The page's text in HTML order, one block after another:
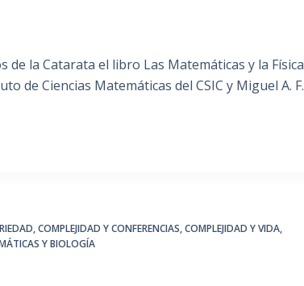
la Catarata el libro Las Matemáticas y la Física
de Ciencias Matemáticas del CSIC y Miguel A. F.
,COMPLEJIDAD Y CONFERENCIAS,COMPLEJIDAD Y VIDA,
Y BIOLOGÍA